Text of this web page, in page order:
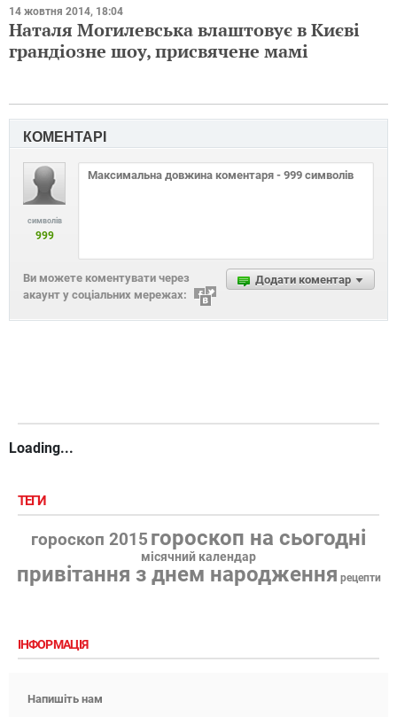
14 жовтня 2014, 18:04
Наталя Могилевська влаштовує в Києві
грандіозне шоу, присвячене мамі
КОМЕНТАРІ
символів
999
Додати коментар
Ви можете коментувати через
акаунт у соціальних мережах:
Loading...
ТЕГИ
гороскоп 2015 гороскоп на сьогодні
місячний календар
привітання з днем народження рецепти
ІНФОРМАЦІЯ
Напишіть нам